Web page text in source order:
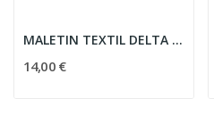
MALETIN TEXTIL DELTA TACTICS PARA PISTOLA - TAN
14,00 €